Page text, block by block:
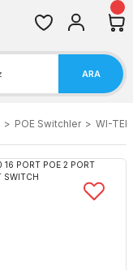
ARA
POE Switchler WI-